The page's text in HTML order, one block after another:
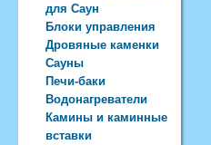
для Саун
Блоки управления
Дровяные каменки
Сауны
Печи-баки
Водонагреватели
Камины и каминные
вставки